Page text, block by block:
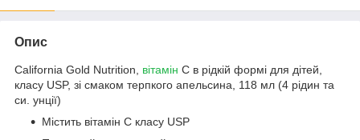
Опис
California Gold Nutrition, вітамін C в рідкій формі для дітей,
класу USP, зі смаком терпкого апельсина, 118 мл (4 рідин та
си. унції)
Містить вітамін C класу USP